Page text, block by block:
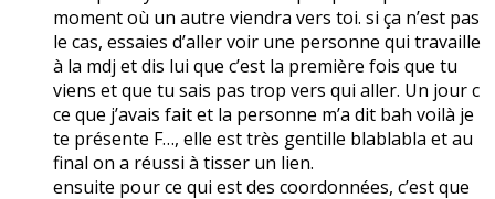
moment où un autre viendra vers toi. si ça n’est pas
le cas, essaies d’aller voir une personne qui travaille
à la mdj et dis lui que c’est la première fois que tu
viens et que tu sais pas trop vers qui aller. Un jour c
ce que j’avais fait et la personne m’a dit bah voilà je
te présente F…, elle est très gentille blablabla et au
final on a réussi à tisser un lien.
ensuite pour ce qui est des coordonnées, c’est que